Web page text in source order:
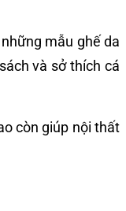
mẫu ghế da
và sở thích cá
còn giúp nội thất